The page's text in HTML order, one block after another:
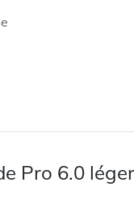
Pro 6.0 léger